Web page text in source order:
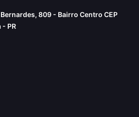
809 - Bairro Centro CEP
PR